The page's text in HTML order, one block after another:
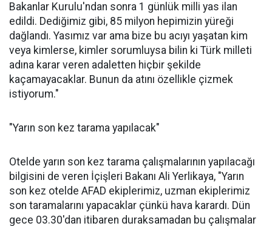
Bakanlar Kurulu'ndan sonra 1 günlük milli yas ilan
edildi. Dediğimiz gibi, 85 milyon hepimizin yüreği
dağlandı. Yasımız var ama bize bu acıyı yaşatan kim
veya kimlerse, kimler sorumluysa bilin ki Türk milleti
adına karar veren adaletten hiçbir şekilde
kaçamayacaklar. Bunun da atını özellikle çizmek
istiyorum."
"Yarın son kez tarama yapılacak"
Otelde yarın son kez tarama çalışmalarının yapılacağı
bilgisini de veren İçişleri Bakanı Ali Yerlikaya, "Yarın
son kez otelde AFAD ekiplerimiz, uzman ekiplerimiz
son taramalarını yapacaklar çünkü hava karardı. Dün
gece 03.30'dan itibaren duraksamadan bu çalışmalar